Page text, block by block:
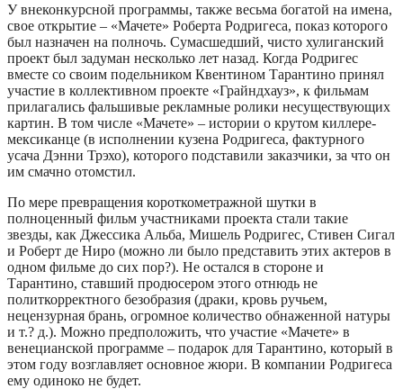
У внеконкурсной программы, также весьма богатой на имена,
свое открытие – «Мачете» Роберта Родригеса, показ которого
был назначен на полночь. Сумасшедший, чисто хулиганский
проект был задуман несколько лет назад. Когда Родригес
вместе со своим подельником Квентином Тарантино принял
участие в коллективном проекте «Грайндхауз», к фильмам
прилагались фальшивые рекламные ролики несуществующих
картин. В том числе «Мачете» – истории о крутом киллере-
мексиканце (в исполнении кузена Родригеса, фактурного
усача Дэнни Трэхо), которого подставили заказчики, за что он
им смачно отомстил.
По мере превращения короткометражной шутки в
полноценный фильм участниками проекта стали такие
звезды, как Джессика Альба, Мишель Родригес, Стивен Сигал
и Роберт де Ниро (можно ли было представить этих актеров в
одном фильме до сих пор?). Не остался в стороне и
Тарантино, ставший продюсером этого отнюдь не
политкорректного безобразия (драки, кровь ручьем,
нецензурная брань, огромное количество обнаженной натуры
и т.? д.). Можно предположить, что участие «Мачете» в
венецианской программе – подарок для Тарантино, который в
этом году возглавляет основное жюри. В компании Родригеса
ему одиноко не будет.